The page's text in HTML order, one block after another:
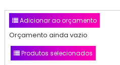
Adicionar ao orçamento
Orçamento ainda vazio
Produtos selecionados